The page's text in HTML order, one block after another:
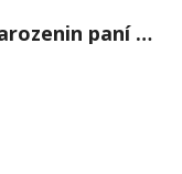
Oslava 101. narozenin paní Věry Skořepové